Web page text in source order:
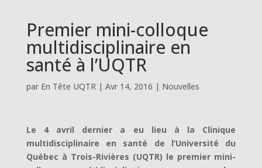
Premier mini-colloque
multidisciplinaire en
santé à l’UQTR
par En Tête UQTR| Avr 14, 2016 | Nouvelles
Le 4 avril dernier a eu lieu à la Clinique
multidisciplinaire en santé de l’Université du
Québec à Trois-Rivières (UQTR) le premier mini-